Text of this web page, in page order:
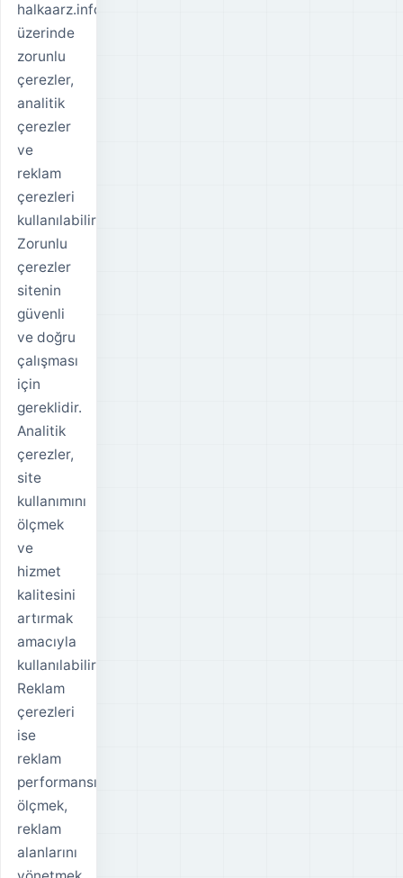
halkaarz.info
üzerinde
zorunlu
çerezler,
analitik
çerezler
ve
reklam
çerezleri
kullanılabilir.
Zorunlu
çerezler
sitenin
güvenli
ve doğru
çalışması
için
gereklidir.
Analitik
çerezler,
site
kullanımını
ölçmek
ve
hizmet
kalitesini
artırmak
amacıyla
kullanılabilir.
Reklam
çerezleri
ise
reklam
performansını
ölçmek,
reklam
alanlarını